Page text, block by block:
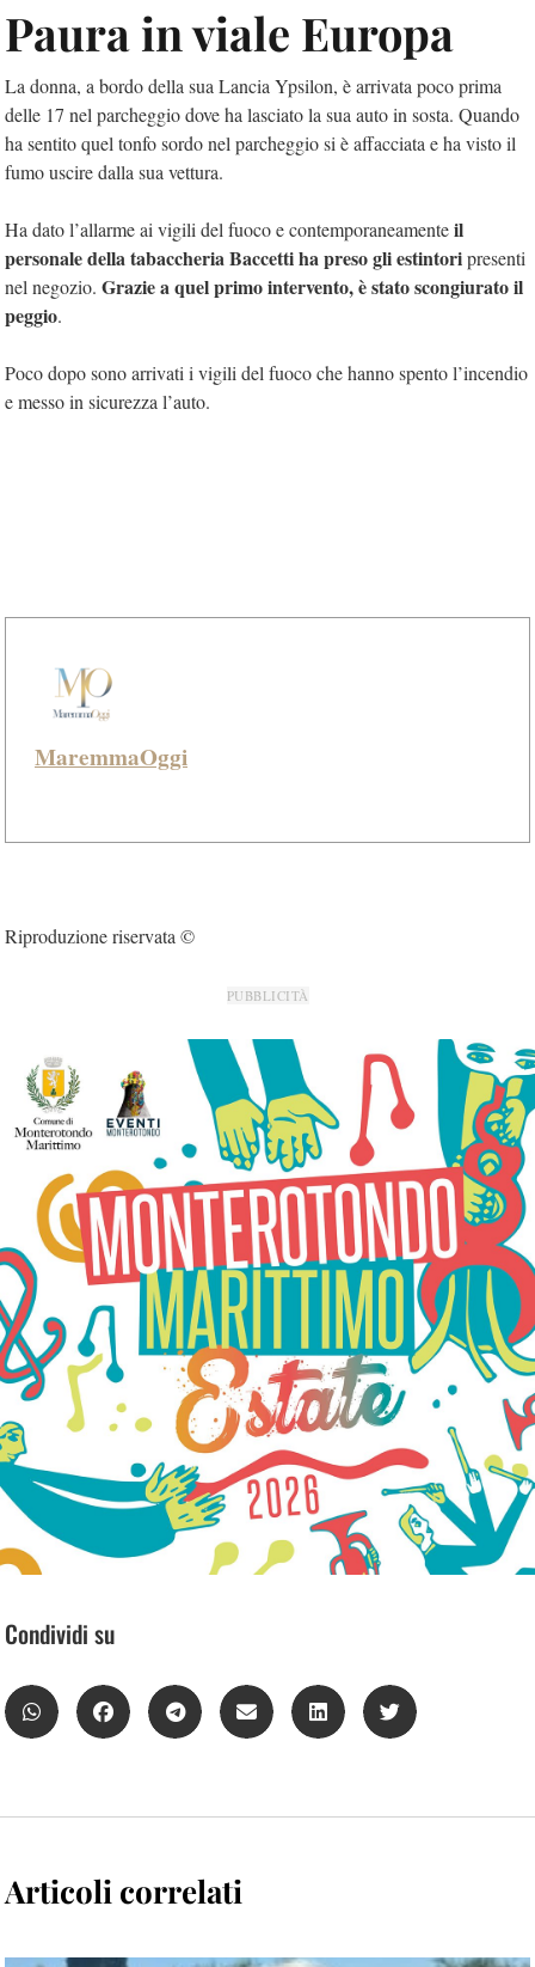
Paura in viale Europa
La donna, a bordo della sua Lancia Ypsilon, è arrivata poco prima
delle 17 nel parcheggio dove ha lasciato la sua auto in sosta. Quando
ha sentito quel tonfo sordo nel parcheggio si è affacciata e ha visto il
fumo uscire dalla sua vettura.
Ha dato l’allarme ai vigili del fuoco e contemporaneamenteil
personale della tabaccheria Baccetti ha preso gli estintoripresenti
nel negozio. Grazie a quel primo intervento, è stato scongiurato il
peggio.
Poco dopo sono arrivati i vigili del fuoco che hanno spento l’incendio
e messo in sicurezza l’auto.
MaremmaOggi
Riproduzione riservata ©
PUBBLICITÀ
Condividi su
Articoli correlati